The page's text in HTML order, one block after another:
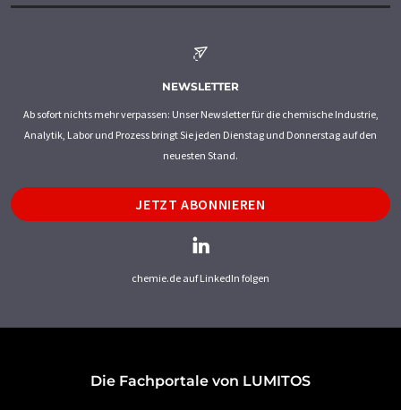
NEWSLETTER
Ab sofort nichts mehr verpassen: Unser Newsletter für die chemische Industrie,
Analytik, Labor und Prozess bringt Sie jeden Dienstag und Donnerstag auf den
neuesten Stand.
JETZT ABONNIEREN
chemie.de auf LinkedIn folgen
Die Fachportale von LUMITOS